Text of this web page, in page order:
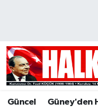
Güncel Güney'den
Hava Durumu
Trafik Durumu